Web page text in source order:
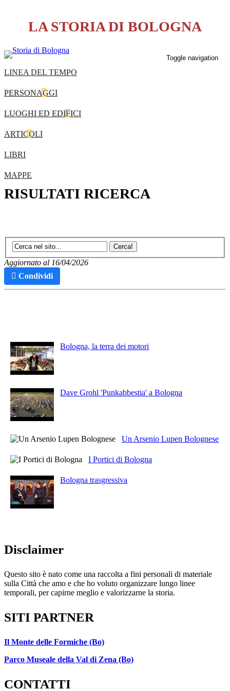
LA STORIA DI BOLOGNA
Toggle navigation
LINEA DEL TEMPO
PERSONAGGI
LUOGHI ED EDIFICI
ARTICOLI
LIBRI
MAPPE
RISULTATI RICERCA
Aggiornato al 16/04/2026
Condividi
Bologna, la terra dei motori
Dave Grohl 'Punkabbestia' a Bologna
Un Arsenio Lupen Bolognese
I Portici di Bologna
Bologna trasgressiva
Disclaimer
Questo sito è nato come una raccolta a fini personali di materiale
sulla Città che amo e che ho voluto organizzare lungo linee
temporali, per capirne meglio e valorizzarne la storia.
SITI PARTNER
Il Monte delle Formiche (Bo)
Parco Museale della Val di Zena (Bo)
CONTATTI